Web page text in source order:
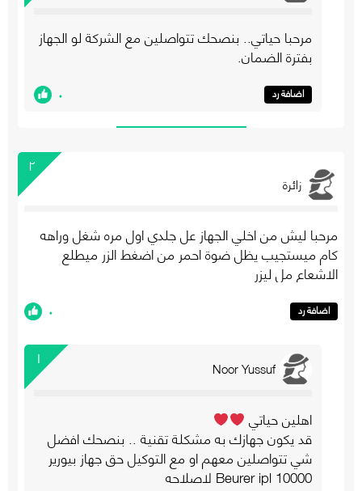
مرحبا حياتي.. بنصحك تتواصلين مع الشركة لو الجهاز
بفترة الضمان.
اضافة رد ٠
٢
زائرة
مرحبا ليش من اخلي الجهاز عل جلدي اول مره شغل وراهه
كام ميستجيب يظل ضوة احمر من اضغط الزر ميطلع
الاشعاع مل ليزر
اضافة رد ٠
١ Noor Yussuf
اهلين حياتي
قد يكون جهازك به مشكلة تقنية .. بنصحك افضل
شي تتواصلين معهم او مع التوكيل حق جهاز بيورير
10000 Beurer ipl لاصلاحه